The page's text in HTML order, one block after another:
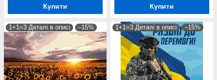
Купити Купити
1+1=3 Деталі в описі –15% 1+1=3 Деталі в описі –15%